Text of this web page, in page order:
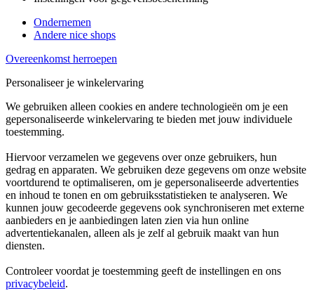
Ondernemen
Andere nice shops
Overeenkomst herroepen
Personaliseer je winkelervaring
We gebruiken alleen cookies en andere technologieën om je een
gepersonaliseerde winkelervaring te bieden met jouw individuele
toestemming.
Hiervoor verzamelen we gegevens over onze gebruikers, hun
gedrag en apparaten. We gebruiken deze gegevens om onze website
voortdurend te optimaliseren, om je gepersonaliseerde advertenties
en inhoud te tonen en om gebruiksstatistieken te analyseren. We
kunnen jouw gecodeerde gegevens ook synchroniseren met externe
aanbieders en je aanbiedingen laten zien via hun online
advertentiekanalen, alleen als je zelf al gebruik maakt van hun
diensten.
Controleer voordat je toestemming geeft de instellingen en ons
privacybeleid.